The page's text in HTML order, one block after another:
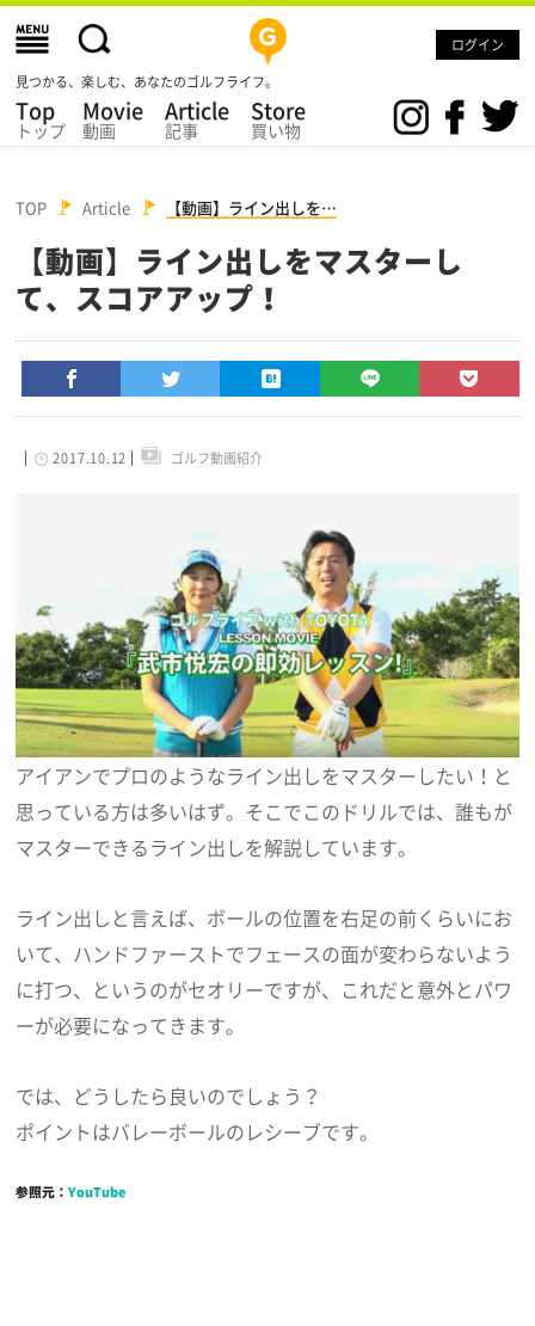
ログイン
見つかる、楽しむ、あなたのゴルフライフ。
Top
トップ
Movie
動画
Article
記事
Store
買い物
TOP Article 【動画】ライン出しを…
【動画】ライン出しをマスターし
て、スコアアップ！
2017.10.12 ゴルフ動画紹介
アイアンでプロのようなライン出しをマスターしたい！と
思っている方は多いはず。そこでこのドリルでは、誰もが
マスターできるライン出しを解説しています。
ライン出しと言えば、ボールの位置を右足の前くらいにお
いて、ハンドファーストでフェースの面が変わらないよう
に打つ、というのがセオリーですが、これだと意外とパワ
ーが必要になってきます。
では、どうしたら良いのでしょう？
ポイントはバレーボールのレシーブです。
参照元：YouTube